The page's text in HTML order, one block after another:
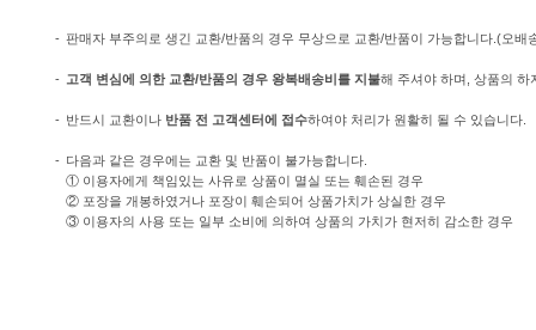
- 판매자 부주의로 생긴 교환/반품의 경우 무상으로 교환/반품이 가능합니다.(오
- 고객 변심에 의한 교환/반품의 경우 왕복배송비를 지불해 주셔야 하며, 상품의 하
- 반드시 교환이나 반품 전 고객센터에 접수하여야 처리가 원활히 될 수 있습니다.
- 다음과 같은 경우에는 교환 및 반품이 불가능합니다.
① 이용자에게 책임있는 사유로 상품이 멸실 또는 훼손된 경우
② 포장을 개봉하였거나 포장이 훼손되어 상품가치가 상실한 경우
③ 이용자의 사용 또는 일부 소비에 의하여 상품의 가치가 현저히 감소한 경우